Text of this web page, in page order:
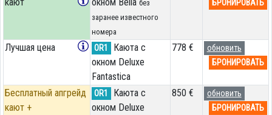
без
заранее известного
номера
БРОНИРОВАТЬ
Лучшая цена OR1
Каюта с
окном Deluxe
Fantastica
778 €
обновить
БРОНИРОВАТЬ
Бесплатный апгрейд
кают +
OR1
Каюта с
окном Deluxe
850 €
обновить
БРОНИРОВАТЬ